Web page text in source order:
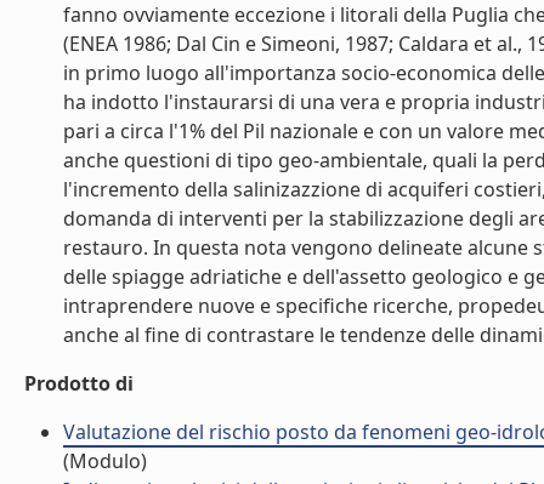
fanno ovviamente eccezione i litorali della Puglia
(ENEA 1986; Dal Cin e Simeoni, 1987; Caldara et
in primo luogo all'importanza socio-economica
ha indotto l'instaurarsi di una vera e propria
pari a circa l'1% del Pil nazionale e con un valore
anche questioni di tipo geo-ambientale, quali la
l'incremento della salinizazzione di acquiferi
domanda di interventi per la stabilizzazione degli
restauro. In questa nota vengono delineate alcune
delle spiagge adriatiche e dell'assetto geologico e
intraprendere nuove e specifiche ricerche,
anche al fine di contrastare le tendenze delle
Prodotto di
Valutazione del rischio posto da fenomeni geo-
(Modulo)